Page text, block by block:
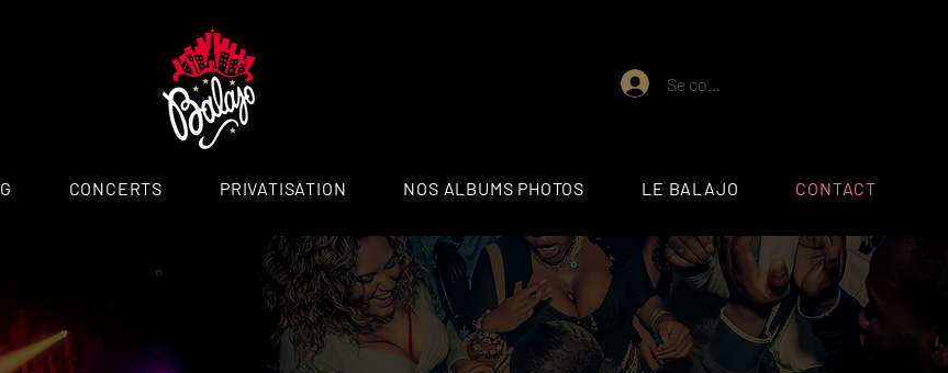
Se connecter
CONCERTS PRIVATISATION NOS ALBUMS PHOTOS LE BALAJO CONTACT